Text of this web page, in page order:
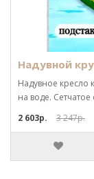
Надувной
Надувное кресло
на воде.
2 603р.
3 247р.